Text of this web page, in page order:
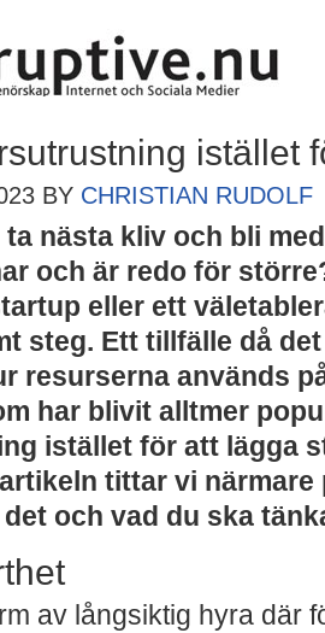
istället
BY CHRISTIAN RUDOLF
nästa kliv och bli
och är redo för
eller ett
steg. Ett tillfälle då
resurserna används
har blivit alltmer
istället för att lägga
tittar vi
och vad du ska
av långsiktig hyra där